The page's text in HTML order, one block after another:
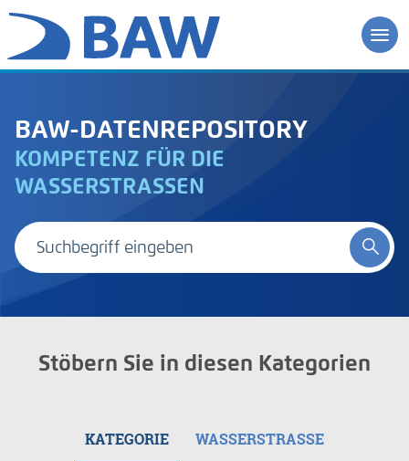
BAW-DATENREPOSITORY
KOMPETENZ FÜR DIE
WASSERSTRASSEN
Stöbern Sie in diesen Kategorien
KATEGORIE WASSERSTRASSE